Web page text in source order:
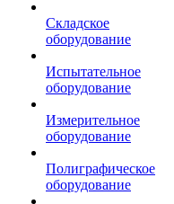
Складское
оборудование
Испытательное
оборудование
Измерительное
оборудование
Полиграфическое
оборудование